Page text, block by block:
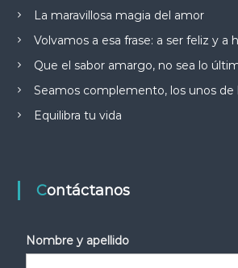
La maravillosa magia del amor
Volvamos a esa frase: a ser feliz y a
Que el sabor amargo, no sea lo
Seamos complemento, los unos de
Equilibra tu vida
Contáctanos
Nombre y apellido